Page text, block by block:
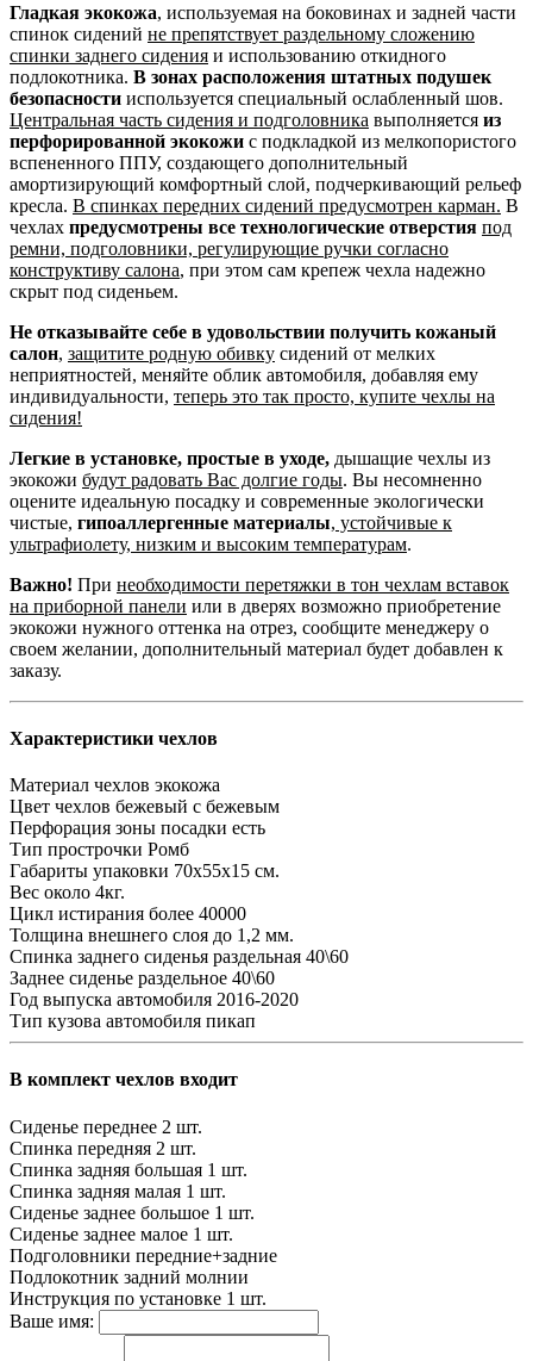
Гладкая экокожа, используемая на боковинах и задней части
спинок сидений не препятствует раздельному сложению
спинки заднего сидения и использованию откидного
подлокотника. В зонах расположения штатных подушек
безопасности используется специальный ослабленный шов.
Центральная часть сидения и подголовника выполняется из
перфорированной экокожи с подкладкой из мелкопористого
вспененного ППУ, создающего дополнительный
амортизирующий комфортный слой, подчеркивающий рельеф
кресла. В спинках передних сидений предусмотрен карман. В
чехлах предусмотрены все технологические отверстия под
ремни, подголовники, регулирующие ручки согласно
конструктиву салона, при этом сам крепеж чехла надежно
скрыт под сиденьем.
Не отказывайте себе в удовольствии получить кожаный
салон, защитите родную обивку сидений от мелких
неприятностей, меняйте облик автомобиля, добавляя ему
индивидуальности, теперь это так просто, купите чехлы на
сидения!
Легкие в установке, простые в уходе, дышащие чехлы из
экокожи будут радовать Вас долгие годы. Вы несомненно
оцените идеальную посадку и современные экологически
чистые, гипоаллергенные материалы, устойчивые к
ультрафиолету, низким и высоким температурам.
Важно! При необходимости перетяжки в тон чехлам вставок
на приборной панели или в дверях возможно приобретение
экокожи нужного оттенка на отрез, сообщите менеджеру о
своем желании, дополнительный материал будет добавлен к
заказу.
Характеристики чехлов
Материал чехлов экокожа
Цвет чехлов бежевый с бежевым
Перфорация зоны посадки есть
Тип прострочки Ромб
Габариты упаковки 70х55х15 см.
Вес около 4кг.
Цикл истирания более 40000
Толщина внешнего слоя до 1,2 мм.
Спинка заднего сиденья раздельная 40\60
Заднее сиденье раздельное 40\60
Год выпуска автомобиля 2016-2020
Тип кузова автомобиля пикап
В комплект чехлов входит
Сиденье переднее 2 шт.
Спинка передняя 2 шт.
Спинка задняя большая 1 шт.
Спинка задняя малая 1 шт.
Сиденье заднее большое 1 шт.
Сиденье заднее малое 1 шт.
Подголовники передние+задние
Подлокотник задний молнии
Инструкция по установке 1 шт.
Ваше имя: